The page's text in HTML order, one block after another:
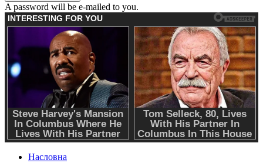
A password will be e-mailed to you.
Насловна